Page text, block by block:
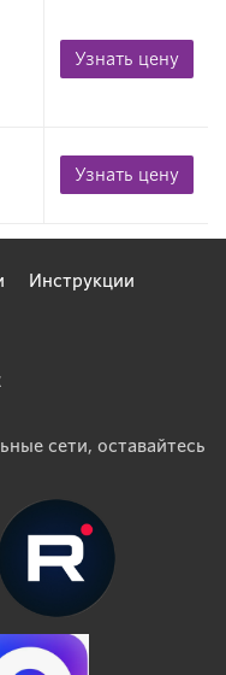
Узнать цену
Узнать цену
Инструкции
сети, оставайтесь